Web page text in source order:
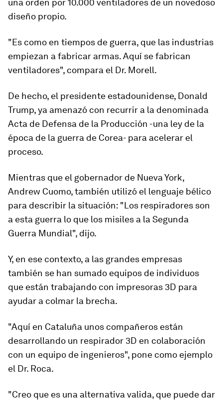
una orden por 10.000 ventiladores de un novedoso
diseño propio.
"Es como en tiempos de guerra, que las industrias
empiezan a fabricar armas. Aquí se fabrican
ventiladores", compara el Dr. Morell.
De hecho, el presidente estadounidense, Donald
Trump, ya amenazó con recurrir a la denominada
Acta de Defensa de la Producción -una ley de la
época de la guerra de Corea- para acelerar el
proceso.
Mientras que el gobernador de Nueva York,
Andrew Cuomo, también utilizó el lenguaje bélico
para describir la situación: "Los respiradores son
a esta guerra lo que los misiles a la Segunda
Guerra Mundial", dijo.
Y, en ese contexto, a las grandes empresas
también se han sumado equipos de individuos
que están trabajando con impresoras 3D para
ayudar a colmar la brecha.
"Aquí en Cataluña unos compañeros están
desarrollando un respirador 3D en colaboración
con un equipo de ingenieros", pone como ejemplo
el Dr. Roca.
"Creo que es una alternativa valida, que puede dar